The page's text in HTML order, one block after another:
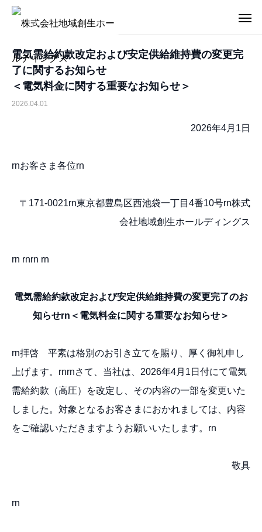
電気需給約款改定および安定供給維持費の変更完
了に関するお知らせ
＜電気料金に関する重要なお知らせ＞
2026.04.01
2026年4月1日
rnお客さま各位rn
〒171-0021rn東京都豊島区西池袋一丁目4番10号rn株式
会社地域創生ホールディングス
rn rnrn rn
電気需給約款改定および安定供給維持費の変更完了のお
知らせrn ＜電気料金に関する重要なお知らせ＞
rn拝啓 平素は格別のお引き立てを賜り、厚く御礼申し
上げます。rnrnさて、当社は、2026年4月1日付にて電気
需給約款（高圧）を改定し、その内容の一部を変更いた
しました。対象となるお客さまにおかれましては、内容
をご確認いただきますようお願いいたします。rn
敬具
rn